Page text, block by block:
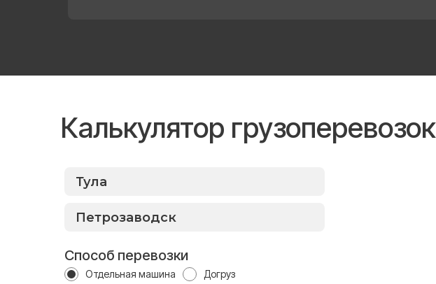
Калькулятор грузоперевозок
Способ перевозки
Отдельная машина Догруз